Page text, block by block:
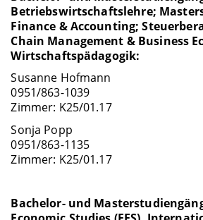
Betriebswirtschaftslehre;
Finance & Accounting;
Chain Management & Business
Wirtschaftspädagogik:
Susanne Hofmann
0951/863-1039
Zimmer: K25/01.17
Sonja Popp
0951/863-1135
Zimmer: K25/01.17
Bachelor- und